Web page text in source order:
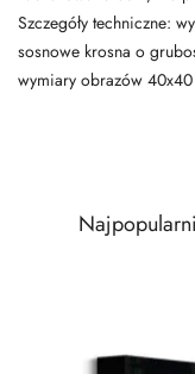
Szczegóły techniczne:
sosnowe krosna o
wymiary obrazów